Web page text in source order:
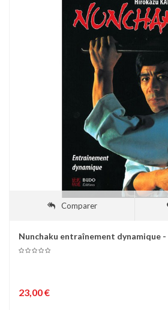
Comparer
Nunchaku entraînement dynamique -
23,00 €